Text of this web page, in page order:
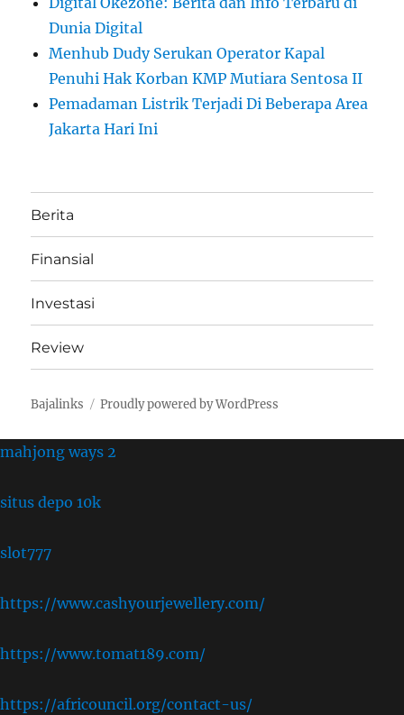
Dunia Digital
Menhub Dudy Serukan Operator Kapal
Penuhi Hak Korban KMP Mutiara Sentosa II
Pemadaman Listrik Terjadi Di Beberapa Area
Jakarta Hari Ini
Berita
Finansial
Investasi
Review
Bajalinks Proudly powered by WordPress
mahjong ways 2
situs depo 10k
slot777
https://www.cashyourjewellery.com/
https://www.tomat189.com/
https://africouncil.org/contact-us/